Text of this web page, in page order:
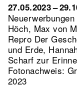
27.05.2023 –
Höch, Max von
Repro Der
und Erde,
Scharf zur
Fotonachweis:
2023